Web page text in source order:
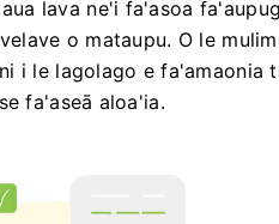
lava ne'i fa'asoa
o mataupu. O le
i le lagolago e fa'amaonia
fa'aseā aloa'ia.